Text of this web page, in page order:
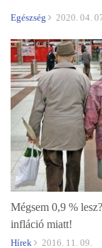
Egészség 2020. 04.
Mégsem 0,9 %
infláció miatt!
Hírek 2016. 11. 09.